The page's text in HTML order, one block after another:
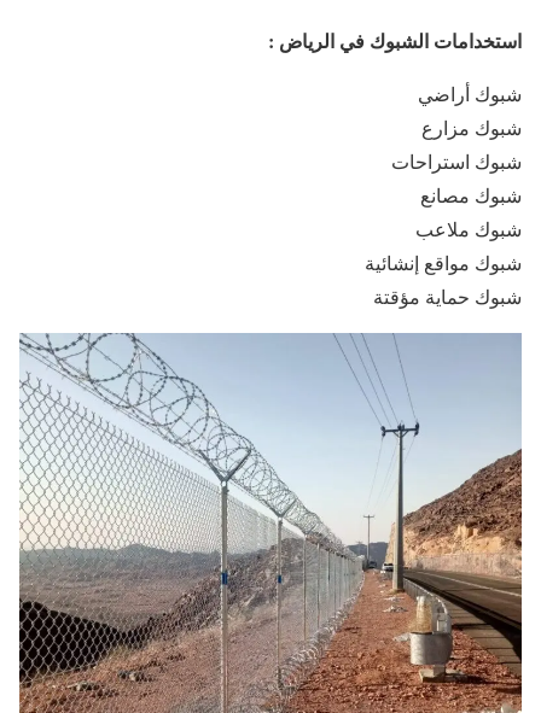
استخدامات الشبوك في الرياض :
شبوك أراضي
شبوك مزارع
شبوك استراحات
شبوك مصانع
شبوك ملاعب
شبوك مواقع إنشائية
شبوك حماية مؤقتة